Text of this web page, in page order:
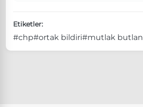
Etiketler:
#chp#ortak bildiri#mutlak butlan